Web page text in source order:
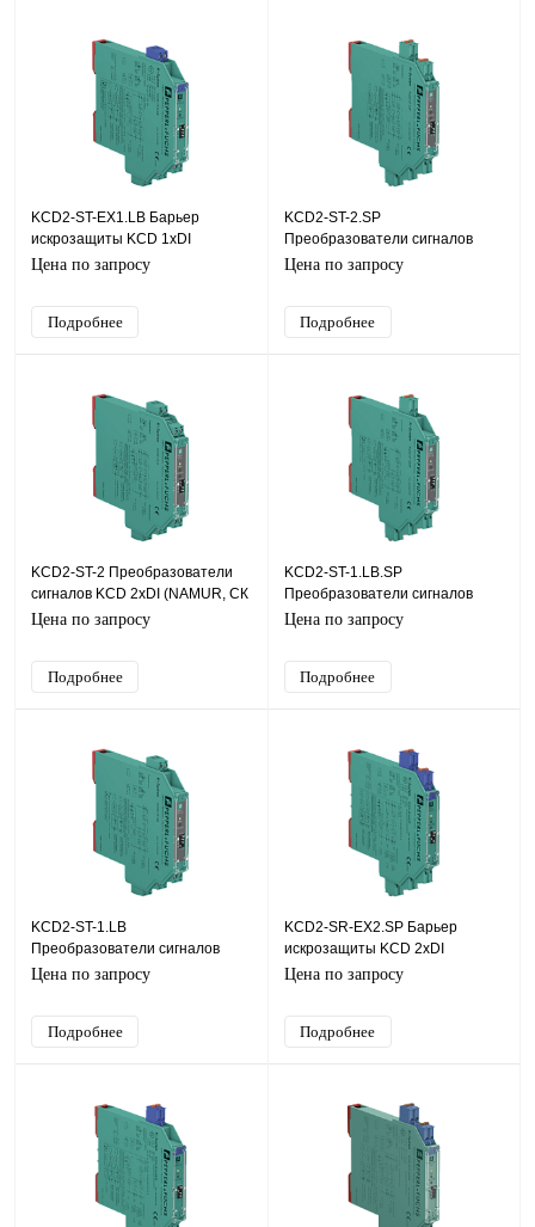
KCD2-ST-EX1.LB Барьер
искрозащиты KCD 1хDI
(NAMUR, СК (сухой контакт)),
Цена по запросу
Подробнее
KCD2-ST-2.SP
Преобразователи сигналов
KCD 2хDI (NAMUR, СК (сухой
Цена по запросу
Подробнее
KCD2-ST-2 Преобразователи
сигналов KCD 2хDI (NAMUR, СК
(сухой контакт)), SIL2
Цена по запросу
Подробнее
KCD2-ST-1.LB.SP
Преобразователи сигналов
KCD 1хDI (NAMUR, СК (сухой
Цена по запросу
Подробнее
KCD2-ST-1.LB
Преобразователи сигналов
KCD 1хDI (NAMUR, СК (сухой
Цена по запросу
Подробнее
KCD2-SR-EX2.SP Барьер
искрозащиты KCD 2хDI
(NAMUR, СК (сухой контакт)),
Цена по запросу
Подробнее